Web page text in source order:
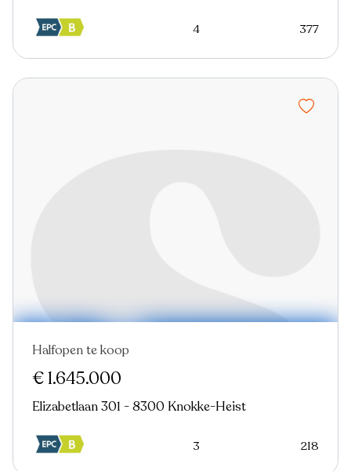
4 377
Nieuw Virtual tour
Halfopen te koop
€ 1.645.000
Elizabetlaan 301 - 8300 Knokke-Heist
3 218